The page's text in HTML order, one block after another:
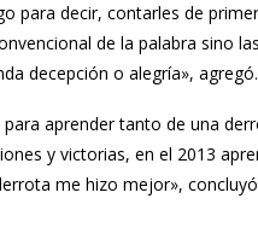
para decir, contarles de
de la palabra sino
decepción o alegría», agregó.
aprender tanto de una
y victorias, en el 2013
me hizo mejor»,